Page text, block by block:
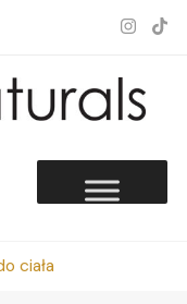
ciała